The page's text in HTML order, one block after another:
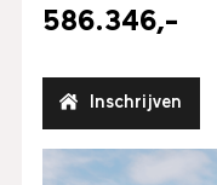
586.346,-
Inschrijven